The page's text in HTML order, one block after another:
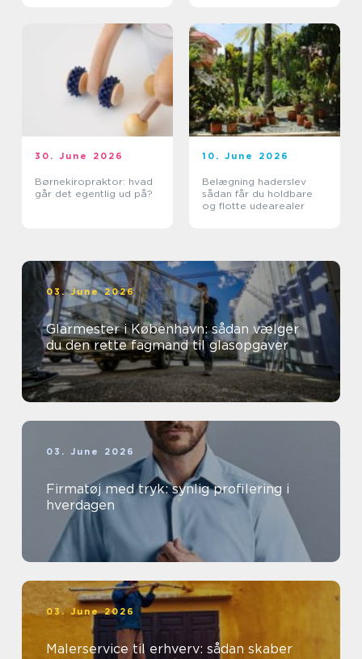
30. June 2026
Børnekiropraktor: hvad
går det egentlig ud på?
10. June 2026
Belægning haderslev
sådan får du holdbare
og flotte udearealer
03. June 2026
Glarmester i København: sådan vælger
du den rette fagmand til glasopgaver
03. June 2026
Firmatøj med tryk: synlig profilering i
hverdagen
03. June 2026
Malerservice til erhverv: sådan skaber